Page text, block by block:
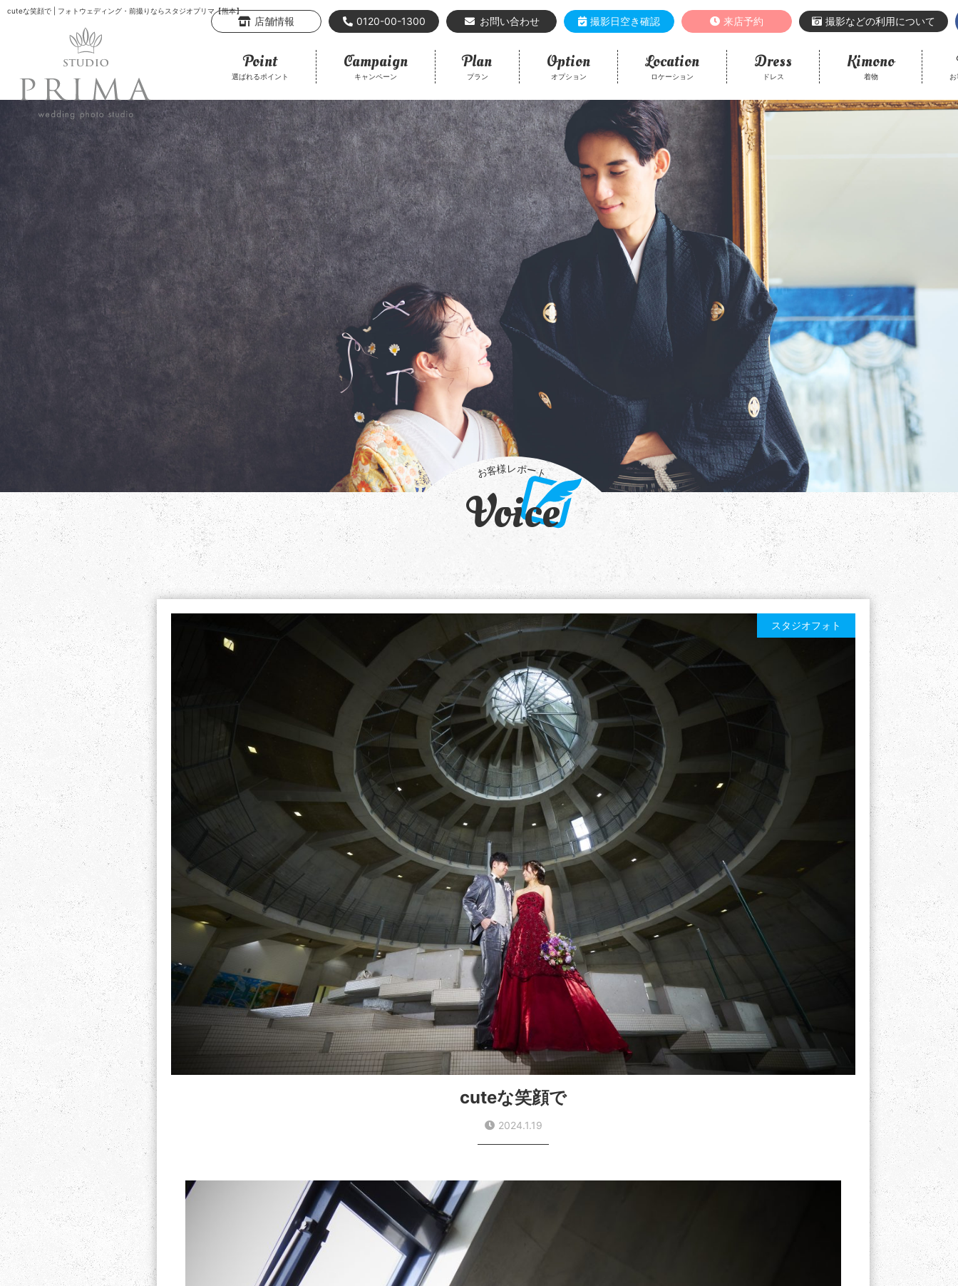
cuteな笑顔で | フォトウェディング・前撮りならスタジオプリマ【熊本】
店舗情報 0120-00-1300 お問い合わせ 撮影日空き確認 来店予約 撮影などの利用について
Point
選ばれるポイント
Campaign
キャンペーン
Plan
プラン
Option
オプション
Location
ロケーション
Dress
ドレス
Kimono
着物
Voice
スタジオフォト
cuteな笑顔で
2024.1.19